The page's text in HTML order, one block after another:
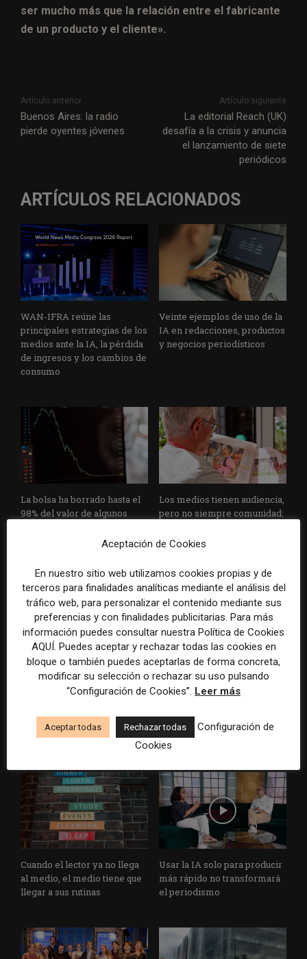
ser mucho más que la relación entre el fabricante
de un producto y el cliente».
Artículo anterior
Buenos Aires: la radio
pierde oyentes jóvenes
Artículo siguiente
La editorial Reach (UK)
desafía a la crisis y anuncia
el lanzamiento de siete
periódicos
ARTÍCULOS RELACIONADOS
WAN-IFRA reúne las
principales estrategias de los
medios ante la IA, la pérdida
de ingresos y los cambios de
consumo
Veinte ejemplos de uso de la
IA en redacciones, productos
y negocios periodísticos
La bolsa ha borrado hasta el
98% del valor de algunos
Los medios tienen audiencia,
pero no siempre comunidad:
que siguen las noticias en
El buzón como nueva
portada: la estrategia de los
ciudad a ciudad
Cómo adelantarse a los
resúmenes con IA de Google
el ejemplo de USA Today
durante el Mundial de...
Cuando el lector ya no llega
al medio, el medio tiene que
llegar a sus rutinas
Usar la IA solo para producir
más rápido no transformará
el periodismo
Aceptación de Cookies
En nuestro sitio web utilizamos cookies propias y de
terceros para finalidades analíticas mediante el análisis del
tráfico web, para personalizar el contenido mediante sus
preferencias y con finalidades publicitarias. Para más
información puedes consultar nuestra Política de Cookies
AQUÍ. Puedes aceptar y rechazar todas las cookies en
bloque o también puedes aceptarlas de forma concreta,
modificar su selección o rechazar su uso pulsando
“Configuración de Cookies”. Leer más
Aceptar todas Rechazar todas
Configuración de
Cookies